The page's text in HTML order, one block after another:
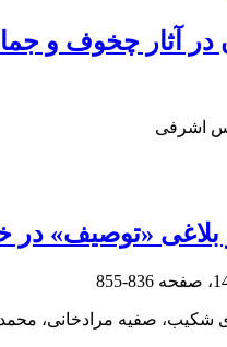
آثار چخوف و
اشرفی
«توصیف» در
836-855
صفیه مرادخانی،